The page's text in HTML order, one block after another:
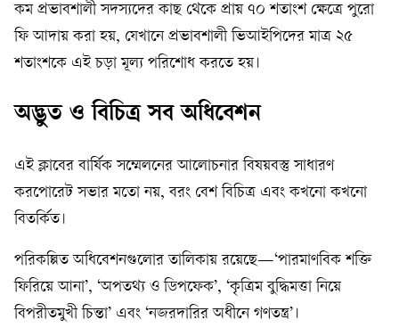
কম প্রভাবশালী সদস্যদের কাছ থেকে প্রায় ৭০ শতাংশ ক্ষেত্রে পুরো
ফি আদায় করা হয়, যেখানে প্রভাবশালী ভিআইপিদের মাত্র ২৫
শতাংশকে এই চড়া মূল্য পরিশোধ করতে হয়।
অদ্ভুত ও বিচিত্র সব অধিবেশন
এই ক্লাবের বার্ষিক সম্মেলনের আলোচনার বিষয়বস্তু সাধারণ
করপোরেট সভার মতো নয়, বরং বেশ বিচিত্র এবং কখনো কখনো
বিতর্কিত।
পরিকল্পিত অধিবেশনগুলোর তালিকায় রয়েছে—‘পারমাণবিক শক্তি
ফিরিয়ে আনা’, ‘অপতথ্য ও ডিপফেক’, ‘কৃত্রিম বুদ্ধিমত্তা নিয়ে
বিপরীতমুখী চিন্তা’ এবং ‘নজরদারির অধীনে গণতন্ত্র’।